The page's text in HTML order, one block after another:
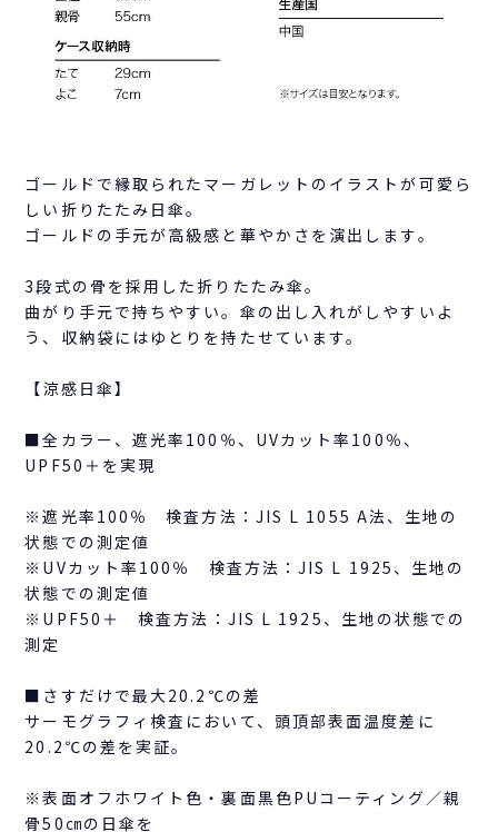
ゴールドで縁取られたマーガレットのイラストが可愛ら
しい折りたたみ日傘。
ゴールドの手元が高級感と華やかさを演出します。
3段式の骨を採用した折りたたみ傘。
曲がり手元で持ちやすい。傘の出し入れがしやすいよ
う、収納袋にはゆとりを持たせています。
【涼感日傘】
■全カラー、遮光率100％、UVカット率100％、
UPF50＋を実現
※遮光率100％ 検査方法：JIS L 1055 A法、生地の
状態での測定値
※UVカット率100％ 検査方法：JIS L 1925、生地の
状態での測定値
※UPF50＋ 検査方法：JIS L 1925、生地の状態での
測定
■さすだけで最大20.2℃の差
サーモグラフィ検査において、頭頂部表面温度差に
20.2℃の差を実証。
※表面オフホワイト色・裏面黒色PUコーティング／親
骨50㎝の日傘を